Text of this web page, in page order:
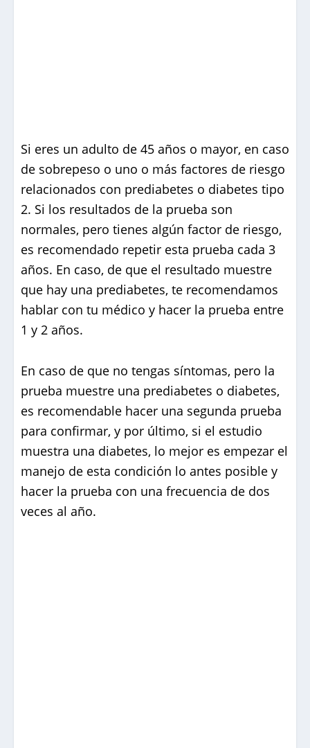
Si eres un adulto de 45 años o mayor, en caso
de sobrepeso o uno o más factores de riesgo
relacionados con prediabetes o diabetes tipo
2. Si los resultados de la prueba son
normales, pero tienes algún factor de riesgo,
es recomendado repetir esta prueba cada 3
años. En caso, de que el resultado muestre
que hay una prediabetes, te recomendamos
hablar con tu médico y hacer la prueba entre
1 y 2 años.
En caso de que no tengas síntomas, pero la
prueba muestre una prediabetes o diabetes,
es recomendable hacer una segunda prueba
para confirmar, y por último, si el estudio
muestra una diabetes, lo mejor es empezar el
manejo de esta condición lo antes posible y
hacer la prueba con una frecuencia de dos
veces al año.